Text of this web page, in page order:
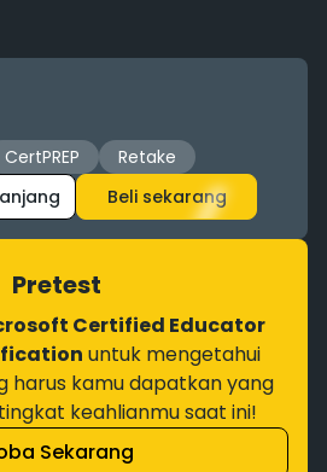
CertPREP
Retake
Beli sekarang
Pretest
Certified Educator
untuk mengetahui
harus kamu dapatkan yang
keahlianmu saat ini!
Sekarang